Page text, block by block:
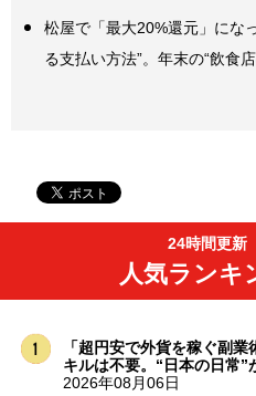
松屋で「最大20%還元」にな
る支払い方法”。年末の“飲食
24時間更新
人気ランキ
「超円安で外貨を稼ぐ副
キルは不要。“日本の日常”
2026年08月06日